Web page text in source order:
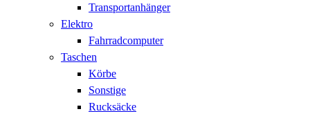
Transportanhänger
Elektro
Fahrradcomputer
Taschen
Körbe
Sonstige
Rucksäcke